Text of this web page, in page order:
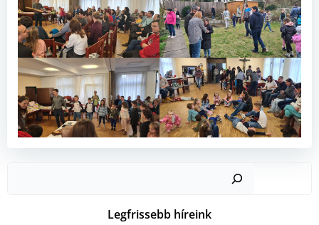
Legfrissebb híreink